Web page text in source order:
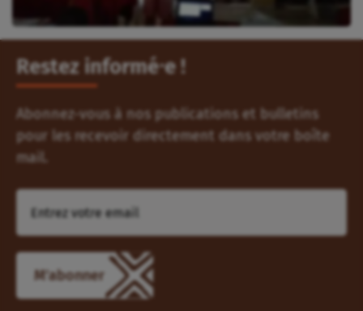
Restez informé⸱e !
Abonnez-vous à nos publications et bulletins
pour les recevoir directement dans votre boîte
mail.
M'abonner